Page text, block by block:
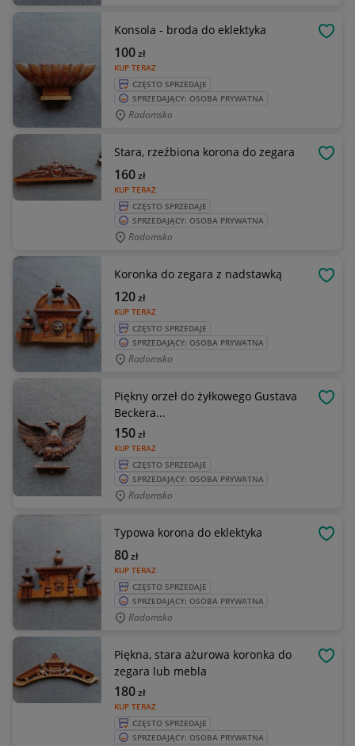
Konsola - broda do eklektyka
KUP TERAZ
100zł
CZĘSTO SPRZEDAJE
SPRZEDAJĄCY: OSOBA PRYWATNA
Radomsko
Stara, rzeźbiona korona do zegara
KUP TERAZ
160zł
CZĘSTO SPRZEDAJE
SPRZEDAJĄCY: OSOBA PRYWATNA
Radomsko
Koronka do zegara z nadstawką
KUP TERAZ
120zł
CZĘSTO SPRZEDAJE
SPRZEDAJĄCY: OSOBA PRYWATNA
Radomsko
Piękny orzeł do żyłkowego Gustava
Beckera...
KUP TERAZ
150zł
CZĘSTO SPRZEDAJE
SPRZEDAJĄCY: OSOBA PRYWATNA
Radomsko
Typowa korona do eklektyka
KUP TERAZ
80zł
CZĘSTO SPRZEDAJE
SPRZEDAJĄCY: OSOBA PRYWATNA
Radomsko
Piękna, stara ażurowa koronka do
zegara lub mebla
KUP TERAZ
180zł
CZĘSTO SPRZEDAJE
SPRZEDAJĄCY: OSOBA PRYWATNA